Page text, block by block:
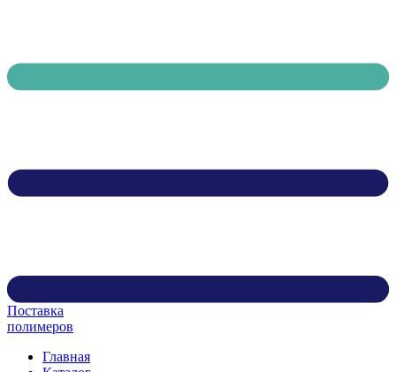
Поставка
полимеров
Главная